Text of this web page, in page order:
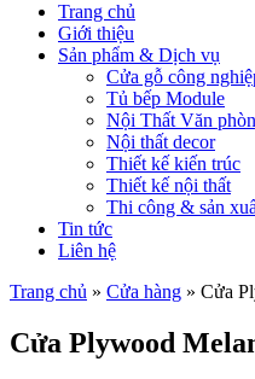
Trang chủ
Giới thiệu
Sản phẩm & Dịch vụ
Cửa gỗ công
Tủ bếp Module
Nội Thất Văn
Nội thất decor
Thiết kế kiến trúc
Thiết kế nội thất
Thi công & sản
Tin tức
Liên hệ
Trang chủ » Cửa hàng » Cửa
Cửa Plywood